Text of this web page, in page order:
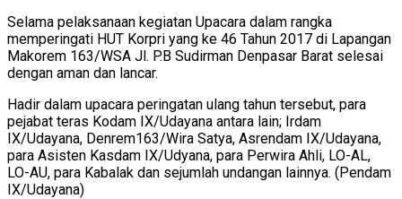
Selama pelaksanaan kegiatan Upacara dalam rangka
memperingati HUT Korpri yang ke 46 Tahun 2017 di Lapangan
Makorem 163/WSA Jl. P.B Sudirman Denpasar Barat selesai
dengan aman dan lancar.
Hadir dalam upacara peringatan ulang tahun tersebut, para
pejabat teras Kodam IX/Udayana antara lain; Irdam
IX/Udayana, Denrem163/Wira Satya, Asrendam IX/Udayana,
para Asisten Kasdam IX/Udyana, para Perwira Ahli, LO-AL,
LO-AU, para Kabalak dan sejumlah undangan lainnya. (Pendam
IX/Udayana)